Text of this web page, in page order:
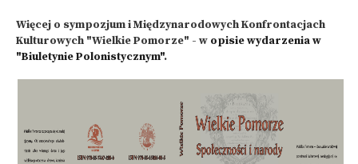
Więcej o sympozjum i Międzynarodowych Konfrontacjach
Kulturowych "Wielkie Pomorze" - w opisie wydarzenia w
"Biuletynie Polonistycznym".